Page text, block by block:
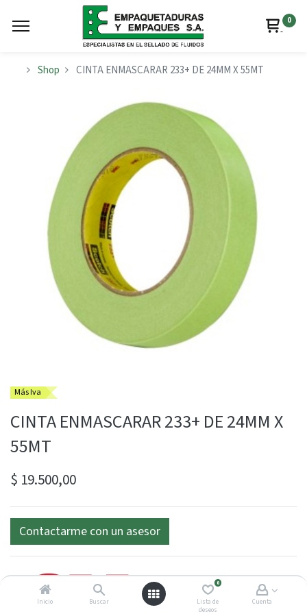
Inicio Buscar
0
Lista de
deseos
Cuenta
0
Shop CINTA ENMASCARAR 233+ DE 24MM X 55MT
Más Iva
CINTA ENMASCARAR 233+ DE 24MM X
55MT
$ 19.500,00
Contactarme con un asesor